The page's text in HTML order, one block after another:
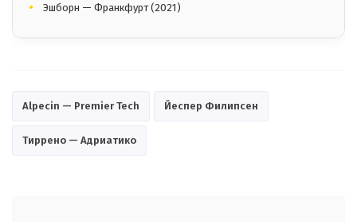
Эшборн — Франкфурт (2021)
Alpecin — Premier Tech Йеспер Филипсен
Тиррено — Адриатико